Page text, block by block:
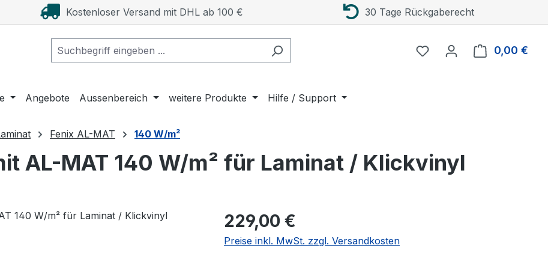
Kostenloser Versand mit DHL ab 100 € 30 Tage Rückgaberecht
0,00 €
Angebote Aussenbereich weitere Produkte Hilfe / Support
Fenix AL-MAT 140 W/m²
AL-MAT 140 W/m² für Laminat / Klickvinyl
Regulärer Preis:
229,00 €
Preise inkl. MwSt. zzgl. Versandkosten